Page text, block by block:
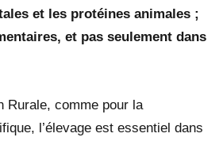
et les protéines animales ;
et pas seulement dans
Rurale, comme pour la
l’élevage est essentiel dans